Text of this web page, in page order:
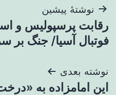
راهبری
نوشته
نوشتهٔ پیشین
رقابت پرسپولیس و
فوتبال آسیا/ جنگ بر
نوشته بعدی
این امامزاده به